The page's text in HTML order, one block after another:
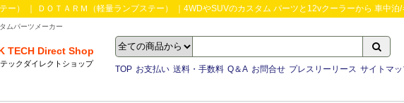
） ｜ ＤＯＴＡＲＭ（軽量ランプステー） ｜4WDやSUVのカスタム パーツと12vクーラーから 車中泊
ムパーツメーカー
TECH Direct Shop
ックダイレクトショップ
TOP お支払い 送料・手数料 Q＆A お問合せ プレスリーリース サイトマ